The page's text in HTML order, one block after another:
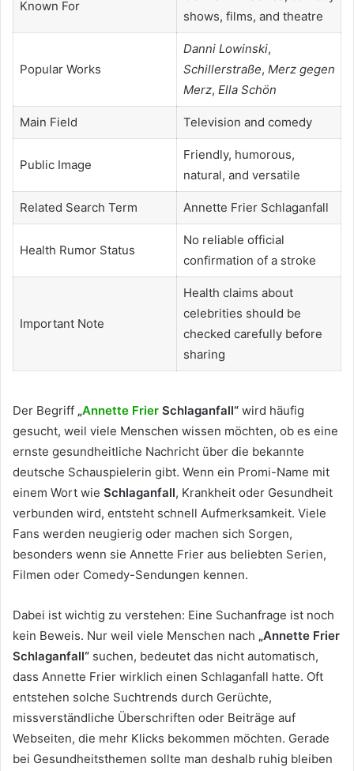
Known For
shows, films, and theatre
Popular Works
Danni Lowinski,
Schillerstraße, Merz gegen
Merz, Ella Schön
Main Field Television and comedy
Public Image
Friendly, humorous,
natural, and versatile
Related Search Term Annette Frier Schlaganfall
Health Rumor Status
No reliable official
confirmation of a stroke
Important Note
Health claims about
celebrities should be
checked carefully before
sharing
Der Begriff „Annette Frier Schlaganfall“ wird häufig
gesucht, weil viele Menschen wissen möchten, ob es eine
ernste gesundheitliche Nachricht über die bekannte
deutsche Schauspielerin gibt. Wenn ein Promi-Name mit
einem Wort wie Schlaganfall, Krankheit oder Gesundheit
verbunden wird, entsteht schnell Aufmerksamkeit. Viele
Fans werden neugierig oder machen sich Sorgen,
besonders wenn sie Annette Frier aus beliebten Serien,
Filmen oder Comedy-Sendungen kennen.
Dabei ist wichtig zu verstehen: Eine Suchanfrage ist noch
kein Beweis. Nur weil viele Menschen nach „Annette Frier
Schlaganfall“ suchen, bedeutet das nicht automatisch,
dass Annette Frier wirklich einen Schlaganfall hatte. Oft
entstehen solche Suchtrends durch Gerüchte,
missverständliche Überschriften oder Beiträge auf
Webseiten, die mehr Klicks bekommen möchten. Gerade
bei Gesundheitsthemen sollte man deshalb ruhig bleiben